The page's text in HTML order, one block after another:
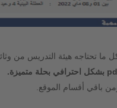
ما تحتاجه هيئة التدريس من
باقي أقسام الموقع.